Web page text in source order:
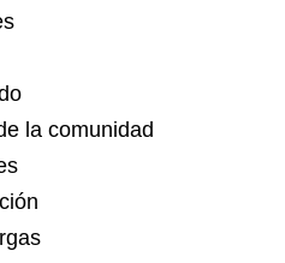
la comunidad